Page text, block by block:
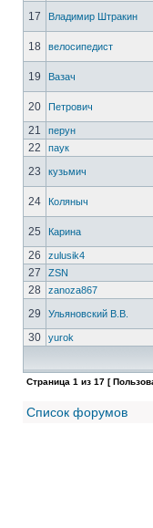
17
Владимир Штракин
18
велосипедист
19
Вазач
20
Петрович
21
перун
22
паук
23
кузьмич
24
Коляныч
25
Карина
26
zulusik4
27
ZSN
28
zanoza867
29
Ульяновский В.В.
30
yurok
Страница 1 из 17 [
Список форумов